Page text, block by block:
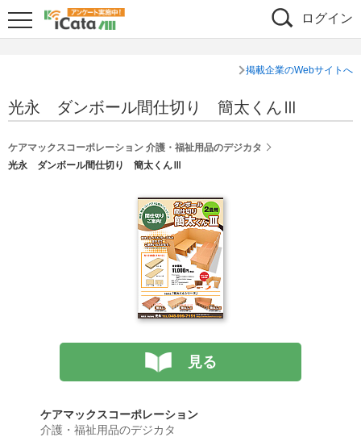
ログイン
掲載企業のWebサイトへ
光永 ダンボール間仕切り 簡太くんⅢ
ケアマックスコーポレーション 介護・福祉用品のデジカタ
光永 ダンボール間仕切り 簡太くんⅢ
見る
ケアマックスコーポレーション
介護・福祉用品のデジカタ